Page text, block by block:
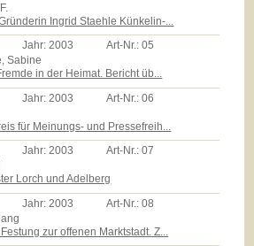
Ingrid Staehle Künkelin-...
Jahr:2003 Art-Nr.:05
Sabine
in der Heimat. Bericht üb...
Jahr: 2003 Art-Nr.:06
für Meinungs- und Pressefreih...
Jahr:2003 Art-Nr.:07
Lorch und Adelberg
Jahr: 2003 Art-Nr.:08
zur offenen Marktstadt. Z...